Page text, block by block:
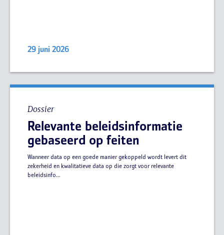
29 juni 2026
Dossier
Relevante beleidsinformatie
gebaseerd op feiten
Wanneer data op een goede manier gekoppeld wordt levert dit
zekerheid en kwalitatieve data op die zorgt voor relevante
beleidsinfo...